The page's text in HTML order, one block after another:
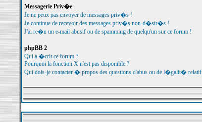
Messagerie Priv�e
Je ne peux pas envoyer de messages priv�s !
Je continue de recevoir des messages priv�s non-d�sir�s !
J'ai re�u un e-mail abusif ou de spamming de quelqu'un sur ce forum !
phpBB 2
Qui a �crit ce forum ?
Pourquoi la fonction X n'est pas disponible ?
Qui dois-je contacter � propos des questions d'abus ou de l�galit�